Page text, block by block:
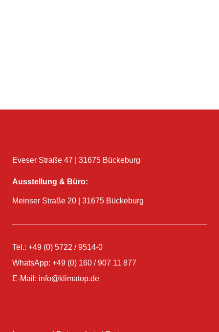
Eveser Straße 47 | 31675 Bückeburg
Ausstellung & Büro:
Meinser Straße 20 | 31675 Bückeburg
Tel.: +49 (0) 5722 / 9514-0
WhatsApp: +49 (0) 160 / 907 11 877
E-Mail: info@klimatop.de